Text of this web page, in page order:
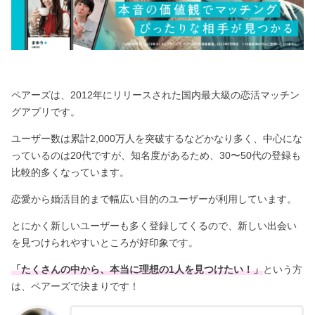
ペアーズは、2012年にリリースされた国内最大級の恋活マッチン
グアプリです。
ユーザー数は累計2,000万人を突破するなどかなり多く、中心にな
っているのは20代ですが、知名度があるため、30〜50代の登録も
比較的多くなっています。
恋愛から婚活目的まで幅広い目的のユーザーが利用しています。
とにかく新しいユーザーも多く登録してくるので、新しい出会い
を見つけられやすいところが好印象です。
「たくさんの中から、本当に理想の1人を見つけたい！」という方
は、ペアーズで決まりです！